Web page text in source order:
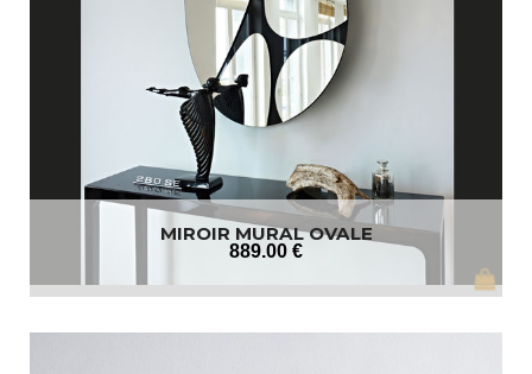
MIROIR MURAL OVALE
889.00 €